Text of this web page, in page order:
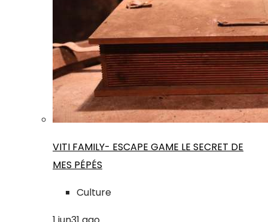
VITI FAMILY- ESCAPE GAME LE SECRET DE
MES PÉPÉS
Culture